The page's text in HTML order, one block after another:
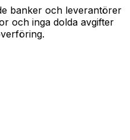
banker och leverantörer
och inga dolda avgifter